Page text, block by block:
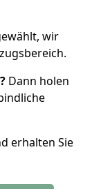
wir
Dann holen
erhalten Sie